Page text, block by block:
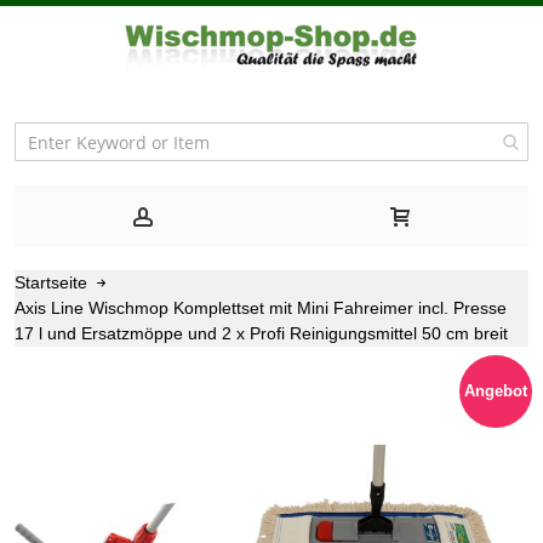
Startseite
Axis Line Wischmop Komplettset mit Mini Fahreimer incl. Presse
17 l und Ersatzmöppe und 2 x Profi Reinigungsmittel 50 cm breit
Angebot